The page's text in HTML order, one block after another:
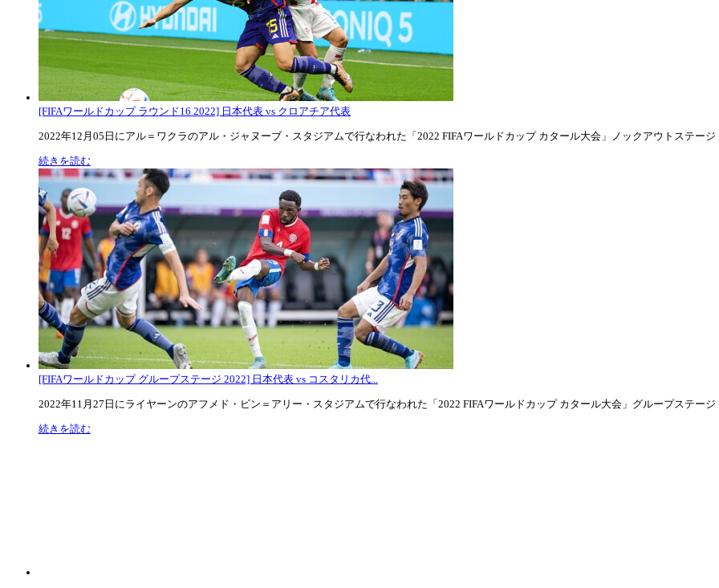
[FIFAワールドカップ ラウンド16 2022] 日本代表 vs クロアチア代表
2022年12月05日にアル＝ワクラのアル・ジャヌーブ・スタジアムで行なわれた「2022 FIFAワールドカップ カタール大会」ノックアウトステージ
続きを読む
[FIFAワールドカップ グループステージ 2022] 日本代表 vs コスタリカ代...
2022年11月27日にライヤーンのアフメド・ビン＝アリー・スタジアムで行なわれた「2022 FIFAワールドカップ カタール大会」グループステージ
続きを読む